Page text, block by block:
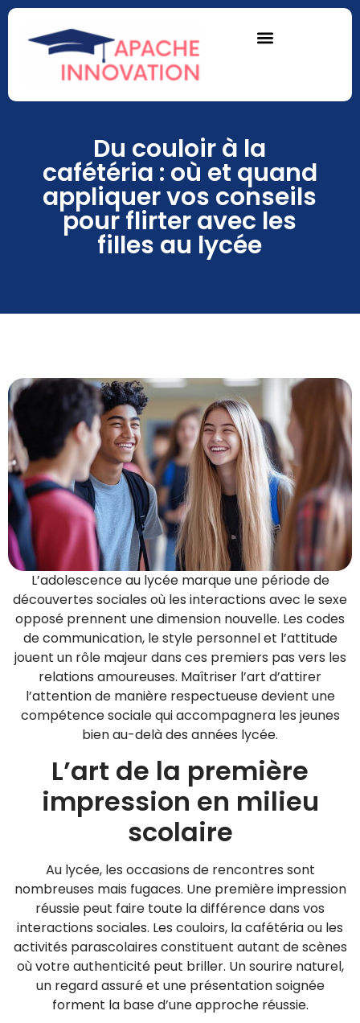
Du couloir à la
cafétéria : où et quand
appliquer vos conseils
pour flirter avec les
filles au lycée
L’adolescence au lycée marque une période de
découvertes sociales où les interactions avec le sexe
opposé prennent une dimension nouvelle. Les codes
de communication, le style personnel et l’attitude
jouent un rôle majeur dans ces premiers pas vers les
relations amoureuses. Maîtriser l’art d’attirer
l’attention de manière respectueuse devient une
compétence sociale qui accompagnera les jeunes
bien au-delà des années lycée.
L’art de la première
impression en milieu
scolaire
Au lycée, les occasions de rencontres sont
nombreuses mais fugaces. Une première impression
réussie peut faire toute la différence dans vos
interactions sociales. Les couloirs, la cafétéria ou les
activités parascolaires constituent autant de scènes
où votre authenticité peut briller. Un sourire naturel,
un regard assuré et une présentation soignée
forment la base d’une approche réussie.